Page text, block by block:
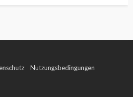
Nutzungsbedingungen